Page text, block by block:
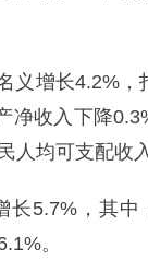
义增长4.2%
净收入下降
均可支配收
5.7%，其
。